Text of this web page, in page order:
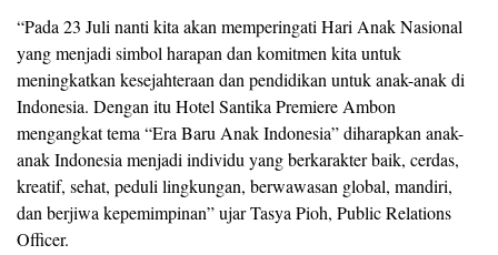
“Pada 23 Juli nanti kita akan memperingati Hari Anak Nasional
yang menjadi simbol harapan dan komitmen kita untuk
meningkatkan kesejahteraan dan pendidikan untuk anak-anak di
Indonesia. Dengan itu Hotel Santika Premiere Ambon
mengangkat tema “Era Baru Anak Indonesia” diharapkan anak-
anak Indonesia menjadi individu yang berkarakter baik, cerdas,
kreatif, sehat, peduli lingkungan, berwawasan global, mandiri,
dan berjiwa kepemimpinan” ujar Tasya Pioh, Public Relations
Officer.